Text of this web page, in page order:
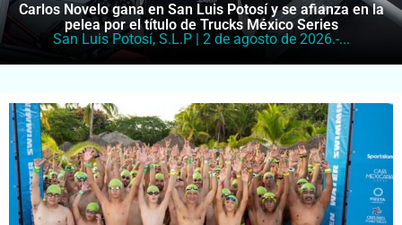
Carlos Novelo gana en San Luis Potosí y se afianza en la
pelea por el título de Trucks México Series
San Luis Potosí, S.L.P | 2 de agosto de 2026.-...